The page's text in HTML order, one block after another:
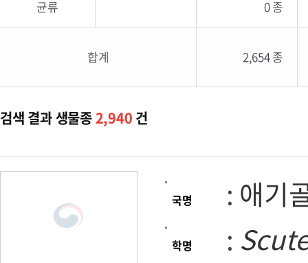
균류 0 종
합계 2,654 종
검색 결과 생물종2,940 건
국명 : 애기
학명 :